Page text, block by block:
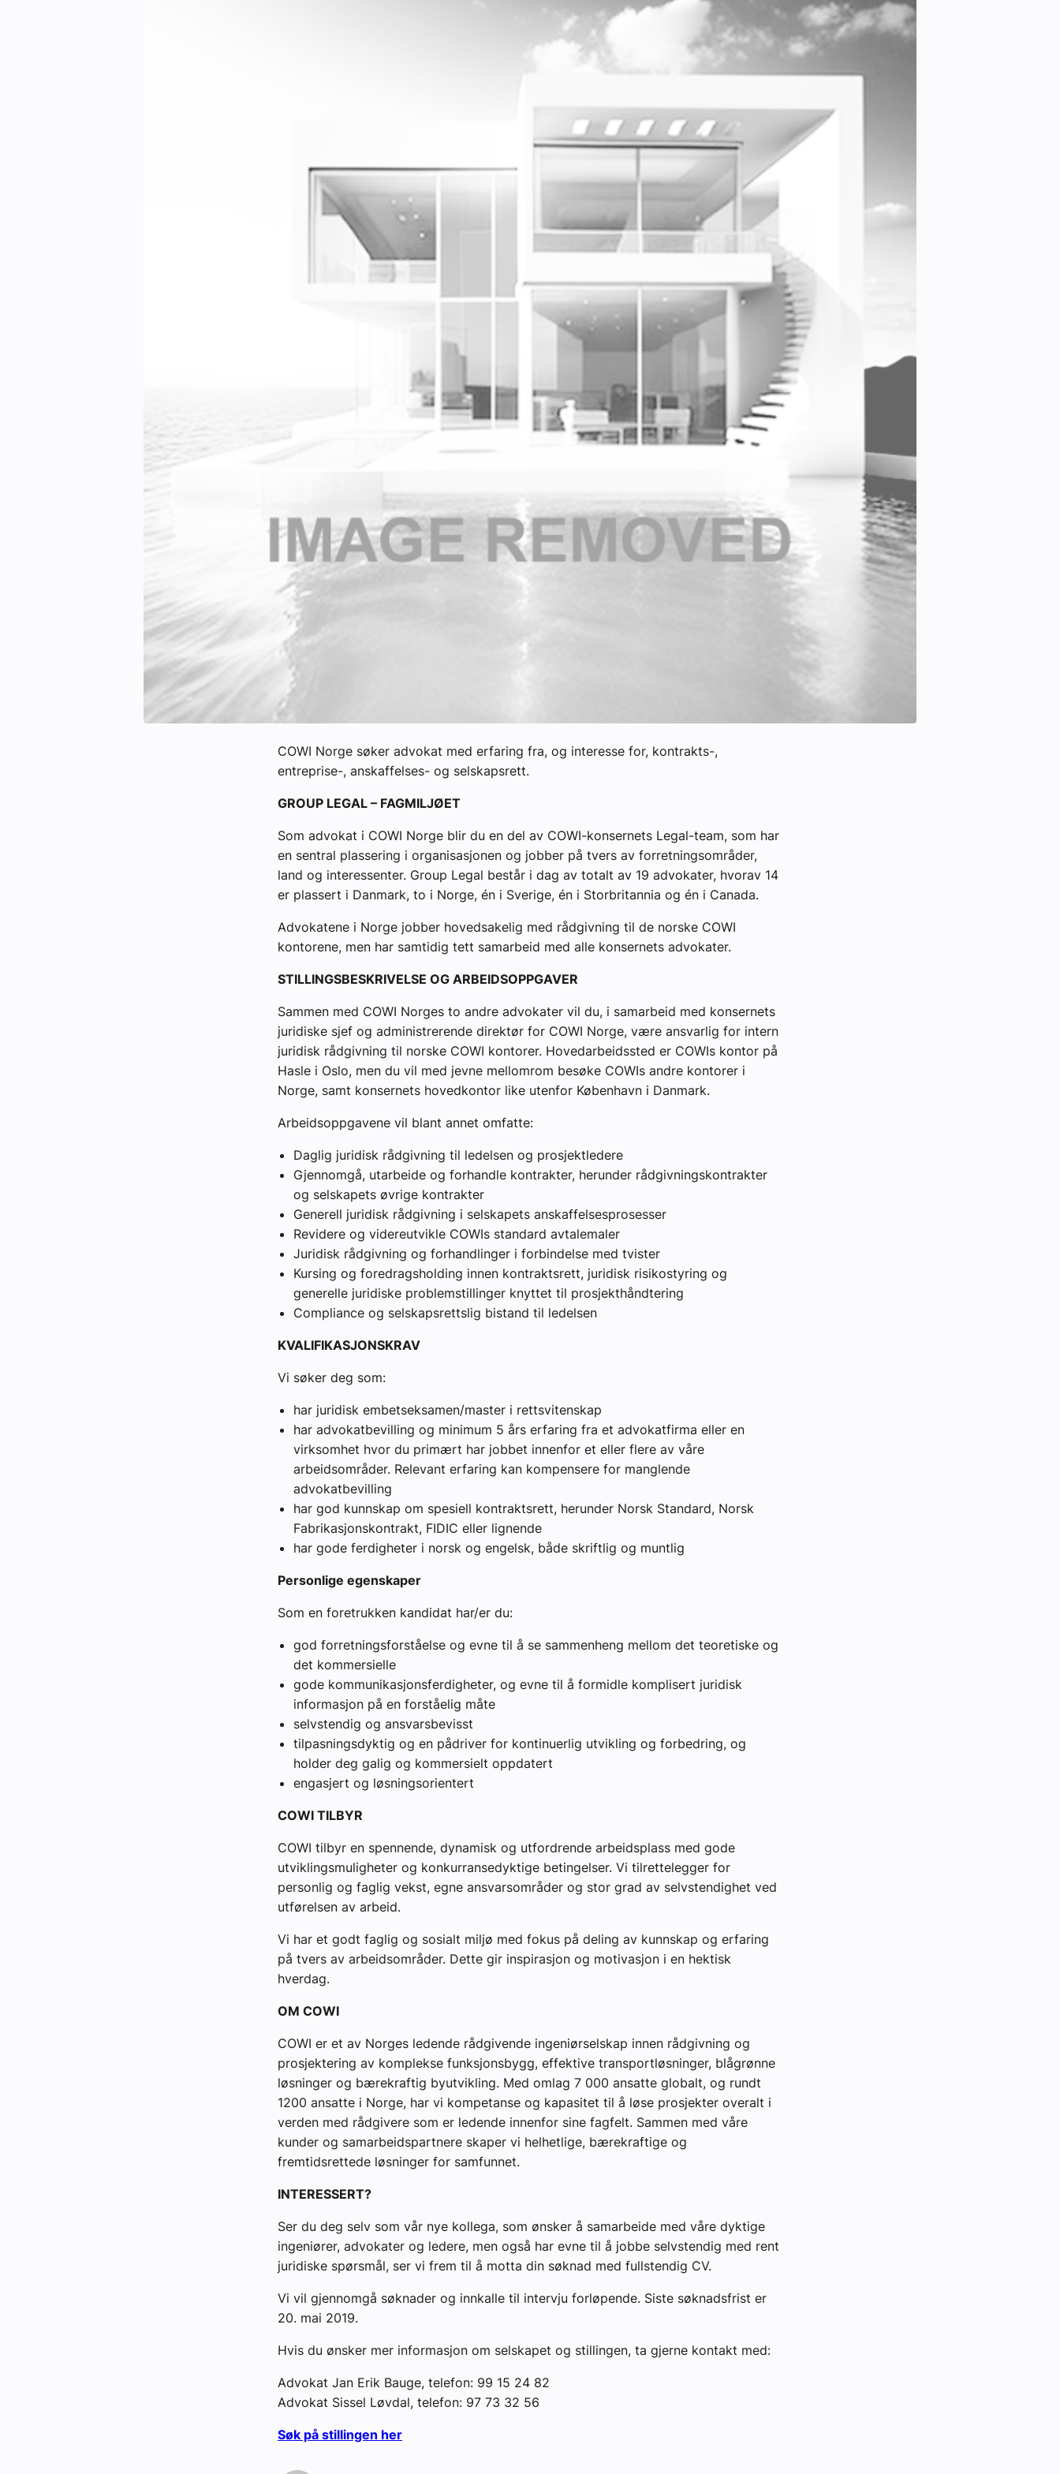
COWI Norge søker advokat med erfaring fra, og interesse for, kontrakts-,
entreprise-, anskaffelses- og selskapsrett.
GROUP LEGAL – FAGMILJØET
Som advokat i COWI Norge blir du en del av COWI-konsernets Legal-team, som har
en sentral plassering i organisasjonen og jobber på tvers av forretningsområder,
land og interessenter. Group Legal består i dag av totalt av 19 advokater, hvorav 14
er plassert i Danmark, to i Norge, én i Sverige, én i Storbritannia og én i Canada.
Advokatene i Norge jobber hovedsakelig med rådgivning til de norske COWI
kontorene, men har samtidig tett samarbeid med alle konsernets advokater.
STILLINGSBESKRIVELSE OG ARBEIDSOPPGAVER
Sammen med COWI Norges to andre advokater vil du, i samarbeid med konsernets
juridiske sjef og administrerende direktør for COWI Norge, være ansvarlig for intern
juridisk rådgivning til norske COWI kontorer. Hovedarbeidssted er COWIs kontor på
Hasle i Oslo, men du vil med jevne mellomrom besøke COWIs andre kontorer i
Norge, samt konsernets hovedkontor like utenfor København i Danmark.
Arbeidsoppgavene vil blant annet omfatte:
Daglig juridisk rådgivning til ledelsen og prosjektledere
Gjennomgå, utarbeide og forhandle kontrakter, herunder rådgivningskontrakter
og selskapets øvrige kontrakter
Generell juridisk rådgivning i selskapets anskaffelsesprosesser
Revidere og videreutvikle COWIs standard avtalemaler
Juridisk rådgivning og forhandlinger i forbindelse med tvister
Kursing og foredragsholding innen kontraktsrett, juridisk risikostyring og
generelle juridiske problemstillinger knyttet til prosjekthåndtering
Compliance og selskapsrettslig bistand til ledelsen
KVALIFIKASJONSKRAV
Vi søker deg som:
har juridisk embetseksamen/master i rettsvitenskap
har advokatbevilling og minimum 5 års erfaring fra et advokatfirma eller en
virksomhet hvor du primært har jobbet innenfor et eller flere av våre
arbeidsområder. Relevant erfaring kan kompensere for manglende
advokatbevilling
har god kunnskap om spesiell kontraktsrett, herunder Norsk Standard, Norsk
Fabrikasjonskontrakt, FIDIC eller lignende
har gode ferdigheter i norsk og engelsk, både skriftlig og muntlig
Personlige egenskaper
Som en foretrukken kandidat har/er du:
god forretningsforståelse og evne til å se sammenheng mellom det teoretiske og
det kommersielle
gode kommunikasjonsferdigheter, og evne til å formidle komplisert juridisk
informasjon på en forståelig måte
selvstendig og ansvarsbevisst
tilpasningsdyktig og en pådriver for kontinuerlig utvikling og forbedring, og
holder deg galig og kommersielt oppdatert
engasjert og løsningsorientert
COWI TILBYR
COWI tilbyr en spennende, dynamisk og utfordrende arbeidsplass med gode
utviklingsmuligheter og konkurransedyktige betingelser. Vi tilrettelegger for
personlig og faglig vekst, egne ansvarsområder og stor grad av selvstendighet ved
utførelsen av arbeid.
Vi har et godt faglig og sosialt miljø med fokus på deling av kunnskap og erfaring
på tvers av arbeidsområder. Dette gir inspirasjon og motivasjon i en hektisk
hverdag.
OM COWI
COWI er et av Norges ledende rådgivende ingeniørselskap innen rådgivning og
prosjektering av komplekse funksjonsbygg, effektive transportløsninger, blågrønne
løsninger og bærekraftig byutvikling. Med omlag 7 000 ansatte globalt, og rundt
1200 ansatte i Norge, har vi kompetanse og kapasitet til å løse prosjekter overalt i
verden med rådgivere som er ledende innenfor sine fagfelt. Sammen med våre
kunder og samarbeidspartnere skaper vi helhetlige, bærekraftige og
fremtidsrettede løsninger for samfunnet.
INTERESSERT?
Ser du deg selv som vår nye kollega, som ønsker å samarbeide med våre dyktige
ingeniører, advokater og ledere, men også har evne til å jobbe selvstendig med rent
juridiske spørsmål, ser vi frem til å motta din søknad med fullstendig CV.
Vi vil gjennomgå søknader og innkalle til intervju forløpende. Siste søknadsfrist er
20. mai 2019.
Hvis du ønsker mer informasjon om selskapet og stillingen, ta gjerne kontakt med:
Advokat Jan Erik Bauge, telefon: 99 15 24 82
Advokat Sissel Løvdal, telefon: 97 73 32 56
Søk på stillingen her